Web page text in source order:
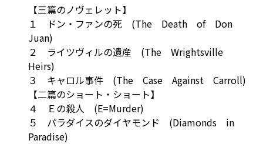
【三篇のノヴェレット】
１ ドン・ファンの死 (The Death of Don
Juan)
２ ライツヴィルの遺産 (The Wrightsville
Heirs)
３ キャロル事件 (The Case Against Carroll)
【二篇のショート・ショート】
４ Ｅの殺人 (E=Murder)
５ パラダイスのダイヤモンド (Diamonds in
Paradise)